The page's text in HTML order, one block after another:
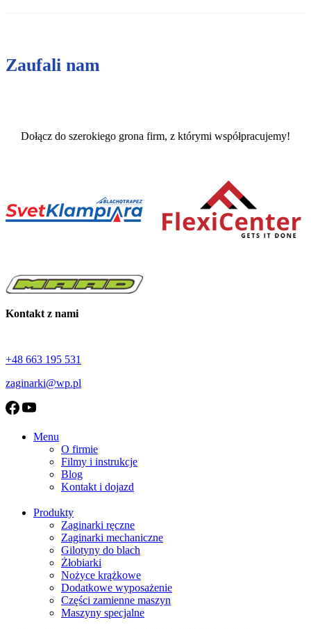
Zaufali nam
Dołącz do szerokiego grona firm, z którymi współpracujemy!
Kontakt z nami
+48 663 195 531
zaginarki@wp.pl
Menu
O firmie
Filmy i instrukcje
Blog
Kontakt i dojazd
Produkty
Zaginarki ręczne
Zaginarki mechaniczne
Gilotyny do blach
Żłobiarki
Nożyce krążkowe
Dodatkowe wyposażenie
Części zamienne maszyn
Maszyny specjalne